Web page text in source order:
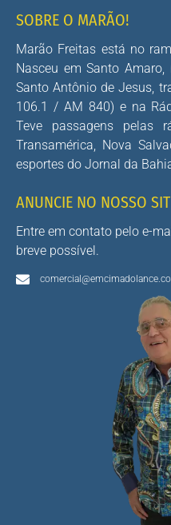
SOBRE O MARÃO!
Marão Freitas está no
Nasceu em Santo
Santo Antônio de Jesus,
106.1 / AM 840) e na
Teve passagens pelas
Transamérica, Nova
esportes do Jornal da
ANUNCIE NO NOSSO
Entre em contato pelo e-
breve possível.